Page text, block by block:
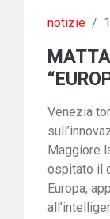
notizie /
Venezia
Maggiore
ospitato il
Europa,